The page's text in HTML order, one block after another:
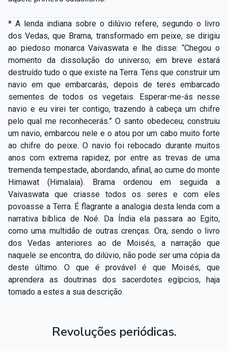
* A lenda indiana sobre o dilúvio refere, segundo o livro
dos Vedas, que Brama, transformado em peixe, se dirigiu
ao piedoso monarca Vaivaswata e lhe disse: “Chegou o
momento da dissolução do universo; em breve estará
destruído tudo o que existe na Terra. Tens que construir um
navio em que embarcarás, depois de teres embarcado
sementes de todos os vegetais. Esperar-­me-­ás nesse
navio e eu virei ter contigo, trazendo à cabeça um chifre
pelo qual me reconhecerás.” O santo obedeceu; construiu
um navio, embarcou nele e o atou por um cabo muito forte
ao chifre do peixe. O navio foi rebocado durante muitos
anos com extrema rapidez, por entre as trevas de uma
tremenda tempestade, abordando, afinal, ao cume do monte
Himawat (Himalaia). Brama ordenou em seguida a
Vaivaswata que criasse todos os seres e com eles
povoasse a Terra. É flagrante a analogia desta lenda com a
narrativa bíblica de Noé. Da Índia ela passara ao Egito,
como uma multidão de outras crenças. Ora, sendo o livro
dos Vedas anteriores ao de Moisés, a narração que
naquele se encontra, do dilúvio, não pode ser uma cópia da
deste último. O que é provável é que Moisés, que
aprendera as doutrinas dos sacerdotes egípcios, haja
tomado a estes a sua descrição.
Revoluções periódicas.